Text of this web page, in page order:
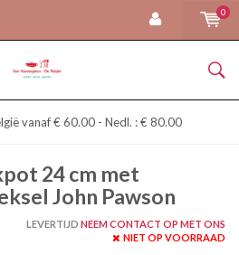
0
vanaf € 60.00 - Nedl. : € 80.00
24 cm met
John Pawson
LEVERTIJD NEEM CONTACT OP MET ONS
NIET OP VOORRAAD